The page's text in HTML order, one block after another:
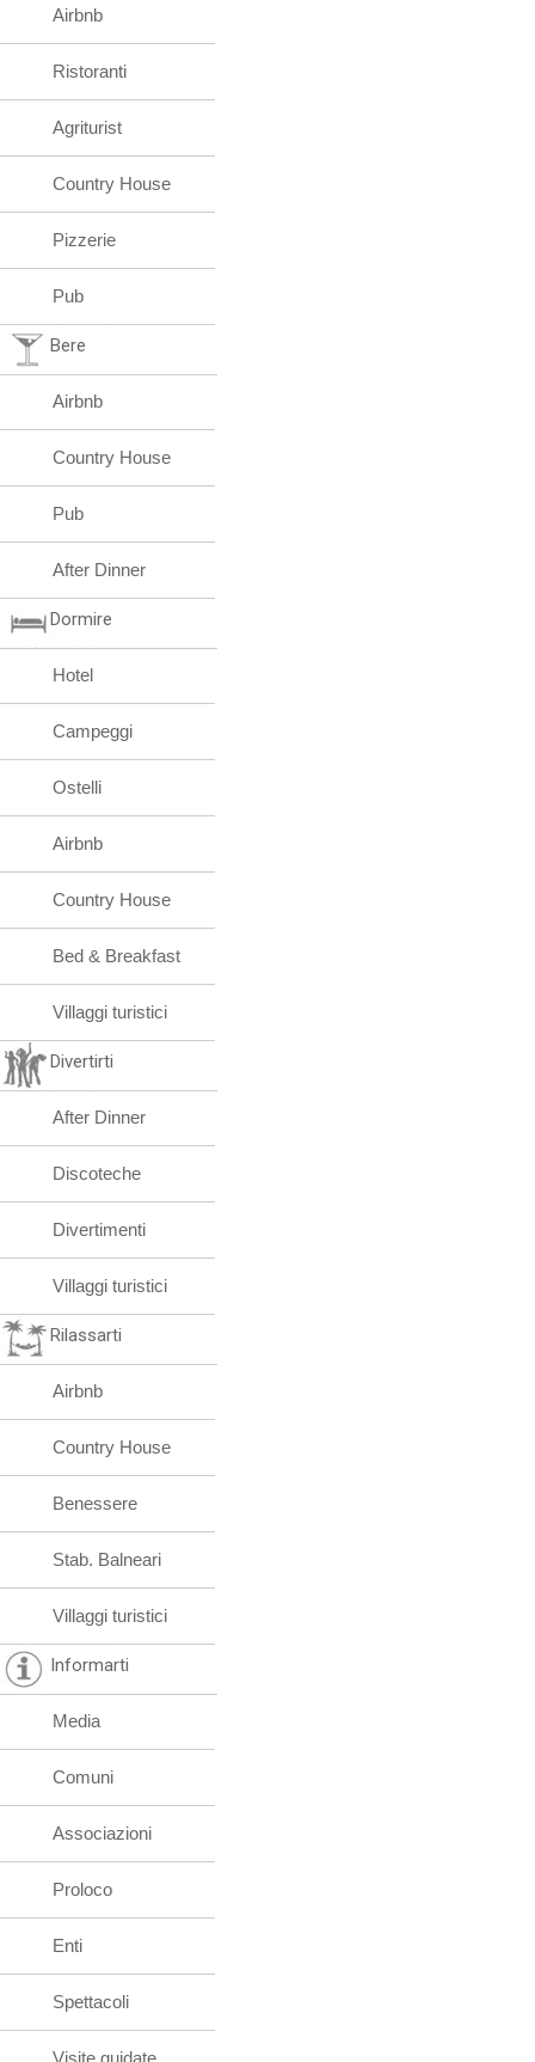
Airbnb
Ristoranti
Agriturist
Country House
Pizzerie
Pub
Bere
Airbnb
Country House
Pub
After Dinner
Dormire
Hotel
Campeggi
Ostelli
Airbnb
Country House
Bed & Breakfast
Villaggi turistici
Divertirti
After Dinner
Discoteche
Divertimenti
Villaggi turistici
Rilassarti
Airbnb
Country House
Benessere
Stab. Balneari
Villaggi turistici
Informarti
Media
Comuni
Associazioni
Proloco
Enti
Spettacoli
Visite guidate